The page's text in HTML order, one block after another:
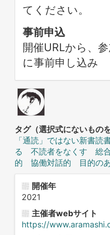
てください。
事前申込
開催URLから、
に事前申し込み
タグ（選択式にないもの
「通読」ではない新書
る 不読者をなくす 総
的 協働対話的 目的の
開催年
2021
主催者webサイト
https://